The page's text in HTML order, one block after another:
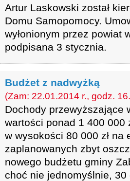
Artur Laskowski został
Domu Samopomocy.
wyłonionym przez powiat
podpisana 3 stycznia.
Budżet z nadwyżką
(Zam: 22.01.2014 r., godz.
Dochody przewyższające
wartości ponad 1 400 000
w wysokości 80 000 zł na
zaplanowanych zbyt
nowego budżetu gminy
choć nie jednomyślnie, 30